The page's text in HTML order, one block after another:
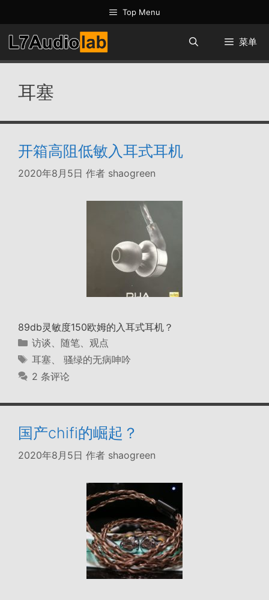
至
内
容
Top Menu
菜单
耳塞
开箱高阻低敏入耳式耳机
2020年8月5日 作者 shaogreen
89db灵敏度150欧姆的入耳式耳机？
分
类
访谈、随笔、观点
标
签
耳塞、 骚绿的无病呻吟
2 条评论
国产chifi的崛起？
2020年8月5日 作者 shaogreen